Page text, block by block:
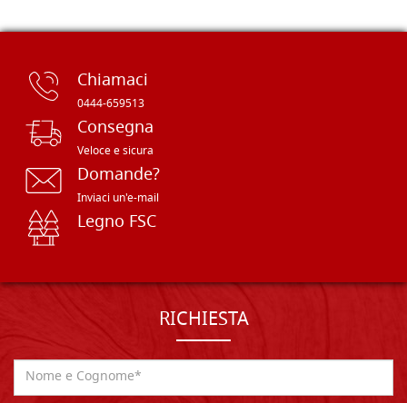
Chiamaci
0444-659513
Consegna
Veloce e sicura
Domande?
Inviaci un'e-mail
Legno FSC
RICHIESTA